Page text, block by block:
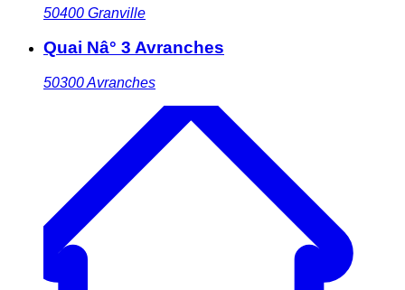
50400 Granville
Quai Nâ° 3 Avranches
50300Avranches